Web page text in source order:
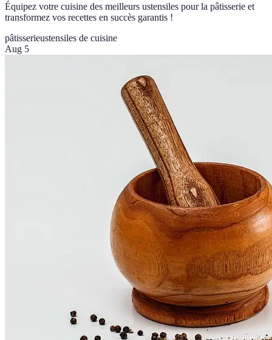
Équipez votre cuisine des meilleurs ustensiles pour la pâtisserie et
transformez vos recettes en succès garantis !
pâtisserieustensiles de cuisine
Aug 5